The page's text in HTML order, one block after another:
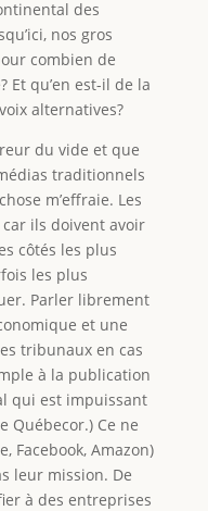
des
nos gros
combien de
Et qu’en est-il de la
alternatives?
du vide et que
traditionnels
m’effraie. Les
ils doivent avoir
côtés les plus
les plus
Parler librement
et une
tribunaux en cas
à la publication
qui est impuissant
Québecor.) Ce ne
Facebook, Amazon)
leur mission. De
à des entreprises